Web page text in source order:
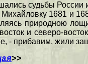
судьбы
1681 и
природною
и северо-
- прибавим, жили
>>